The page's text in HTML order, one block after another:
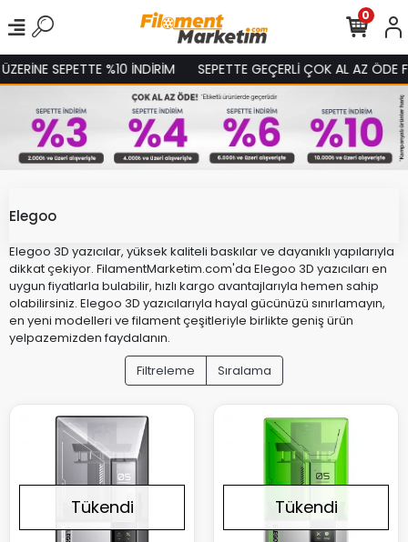
SEPETTE %10 İNDİRİM SEPETTE GEÇERLİ ÇOK AL AZ ÖDE
0
Elegoo
Elegoo 3D yazıcılar, yüksek kaliteli baskılar ve dayanıklı yapılarıyla
dikkat çekiyor. FilamentMarketim.com'da Elegoo 3D yazıcıları en
uygun fiyatlarla bulabilir, hızlı kargo avantajlarıyla hemen sahip
olabilirsiniz. Elegoo 3D yazıcılarıyla hayal gücünüzü sınırlamayın,
en yeni modelleri ve filament çeşitleriyle birlikte geniş ürün
yelpazemizden faydalanın.
Filtreleme
Sıralama
Tükendi Tükendi